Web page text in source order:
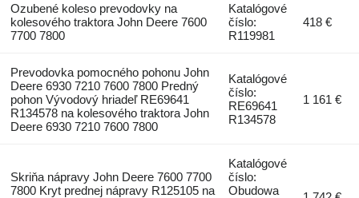
Ozubené koleso prevodovky na
kolesového traktora John Deere 7600
7700 7800
Katalógové
číslo:
R119981
418 €
Prevodovka pomocného pohonu John
Deere 6930 7210 7600 7800 Predný
pohon Vývodový hriadeľ RE69641
R134578 na kolesového traktora John
Deere 6930 7210 7600 7800
Katalógové
číslo:
RE69641
R134578
1 161 €
Skriňa nápravy John Deere 7600 7700
7800 Kryt prednej nápravy R125105 na
Katalógové
číslo:
Obudowa